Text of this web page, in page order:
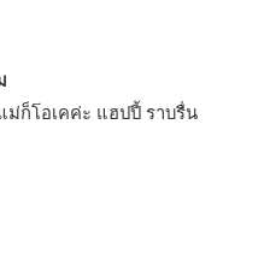
ก็โอเคค่ะ แฮปปี้ ราบรื่น